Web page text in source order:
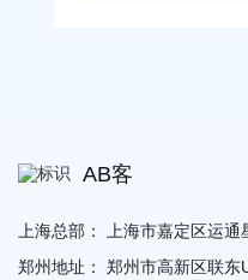
AB客
上海总部：
上海市嘉定区运
郑州地址：
郑州市高新区联东